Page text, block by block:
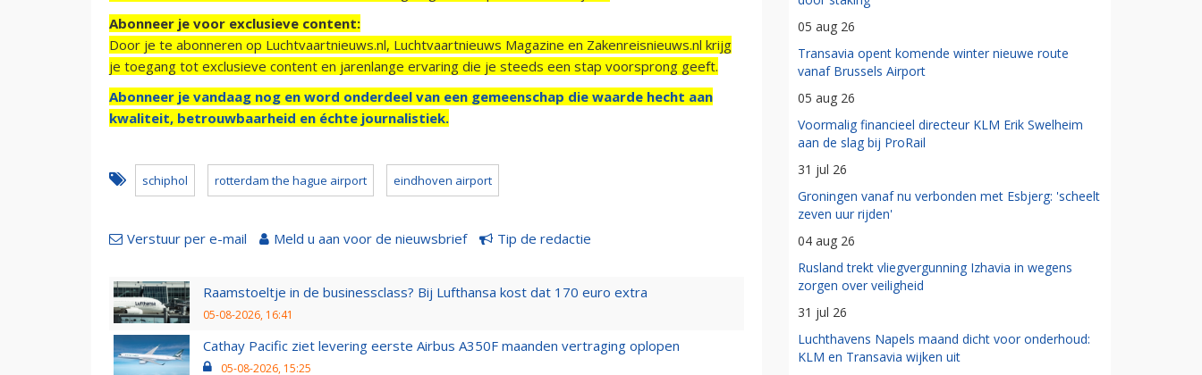
Abonneer je voor exclusieve content:
Door je te abonneren op Luchtvaartnieuws.nl, Luchtvaartnieuws Magazine en Zakenreisnieuws.nl krijg
je toegang tot exclusieve content en jarenlange ervaring die je steeds een stap voorsprong geeft.
Abonneer je vandaag nog en word onderdeel van een gemeenschap die waarde hecht aan
kwaliteit, betrouwbaarheid en échte journalistiek.
schiphol rotterdam the hague airport eindhoven airport
Verstuur per e-mail Meld u aan voor de nieuwsbrief Tip de redactie
Raamstoeltje in de businessclass? Bij Lufthansa kost dat 170 euro extra
05-08-2026, 16:41
Cathay Pacific ziet levering eerste Airbus A350F maanden vertraging oplopen
05-08-2026, 15:25
05 aug 26
Transavia opent komende winter nieuwe route
vanaf Brussels Airport
05 aug 26
Voormalig financieel directeur KLM Erik Swelheim
aan de slag bij ProRail
31 jul 26
Groningen vanaf nu verbonden met Esbjerg: 'scheelt
zeven uur rijden'
04 aug 26
Rusland trekt vliegvergunning Izhavia in wegens
zorgen over veiligheid
31 jul 26
Luchthavens Napels maand dicht voor onderhoud:
KLM en Transavia wijken uit